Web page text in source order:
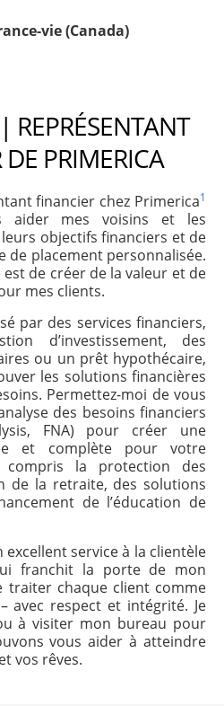
vie (Canada)
REPRÉSENTANT
PRIMERICA
financier chez Primerica1
aider mes voisins et les
objectifs financiers et de
de placement personnalisée.
de créer de la valeur et de
mes clients.
par des services financiers,
d’investissement, des
ou un prêt hypothécaire,
les solutions financières
Permettez-moi de vous
des besoins financiers
FNA) pour créer une
et complète pour votre
compris la protection des
de la retraite, des solutions
de l’éducation de
service à la clientèle
franchit la porte de mon
traiter chaque client comme
avec respect et intégrité. Je
à visiter mon bureau pour
vous aider à atteindre
vos rêves.